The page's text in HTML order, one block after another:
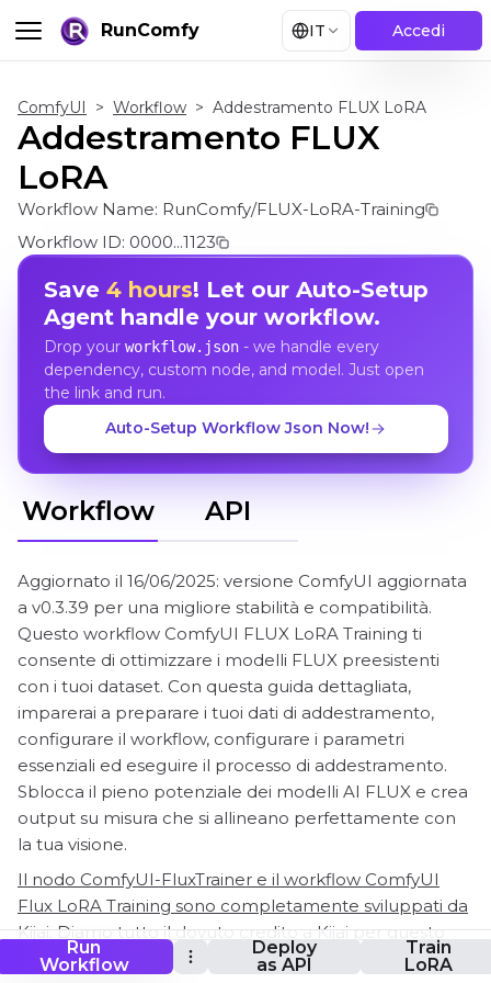
RunComfy IT Accedi
Run
Workflow
Deploy
as API
Train
LoRA
ComfyUI > Workflow > Addestramento FLUX LoRA
Addestramento FLUX
LoRA
Workflow Name: RunComfy/FLUX-LoRA-Training
Workflow ID: 0000...1123
Save 4 hours! Let our Auto-Setup
Agent handle your workflow.
Drop your workflow.json- we handle every
dependency, custom node, and model. Just open
the link and run.
Auto-Setup Workflow Json Now!
Workflow API
Aggiornato il 16/06/2025: versione ComfyUI aggiornata
a v0.3.39 per una migliore stabilità e compatibilità.
Questo workflow ComfyUI FLUX LoRA Training ti
consente di ottimizzare i modelli FLUX preesistenti
con i tuoi dataset. Con questa guida dettagliata,
imparerai a preparare i tuoi dati di addestramento,
configurare il workflow, configurare i parametri
essenziali ed eseguire il processo di addestramento.
Sblocca il pieno potenziale dei modelli AI FLUX e crea
output su misura che si allineano perfettamente con
la tua visione.
Il nodo ComfyUI-FluxTrainer e il workflow ComfyUI
Flux LoRA Training sono completamente sviluppati da
Kijai. Diamo tutto il dovuto credito a Kijai per questo
lavoro innovativo. Sulla piattaforma RunComfy, stiamo